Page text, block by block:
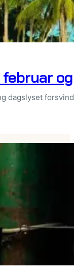
dagslyset